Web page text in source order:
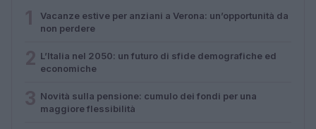
Vacanze estive per anziani a Verona: un’opportunità da
non perdere
L’Italia nel 2050: un futuro di sfide demografiche ed
economiche
Novità sulla pensione: cumulo dei fondi per una
maggiore flessibilità